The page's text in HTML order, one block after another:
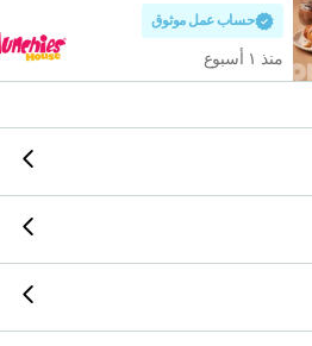
حساب عمل موثوق
منذ ١ أسبوع